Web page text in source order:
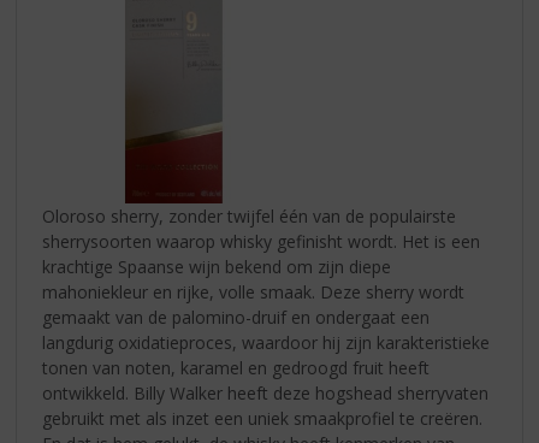
Oloroso sherry, zonder twijfel één van de populairste
sherrysoorten waarop whisky gefinisht wordt. Het is een
krachtige Spaanse wijn bekend om zijn diepe
mahoniekleur en rijke, volle smaak. Deze sherry wordt
gemaakt van de palomino-druif en ondergaat een
langdurig oxidatieproces, waardoor hij zijn karakteristieke
tonen van noten, karamel en gedroogd fruit heeft
ontwikkeld. Billy Walker heeft deze hogshead sherryvaten
gebruikt met als inzet een uniek smaakprofiel te creëren.